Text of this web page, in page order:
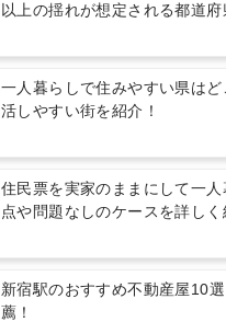
以上の揺れが想定される都道府
一人暮らしで住みやすい県は
活しやすい街を紹介！
住民票を実家のままにして一
点や問題なしのケースを詳しく
新宿駅のおすすめ不動産屋10
薦！